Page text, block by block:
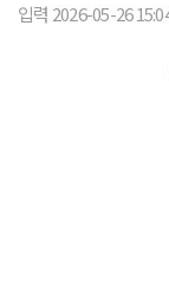
입력 2026-05-26